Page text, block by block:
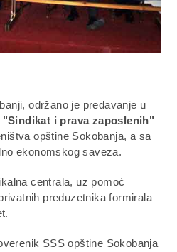
održano je predavanje u
"Sindikat i prava zaposlenih"
opštine Sokobanja, a sa
ekonomskog saveza.
centrala, uz pomoć
preduzetnika formirala
SSS opštine Sokobanja